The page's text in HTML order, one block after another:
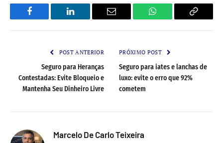
Facebook LinkedIn Email WhatsApp Copy
POST ANTERIOR
Seguro para Heranças
Contestadas: Evite Bloqueio e
Mantenha Seu Dinheiro Livre
PRÓXIMO POST
Seguro para iates e lanchas de
luxo: evite o erro que 92%
cometem
Marcelo De Carlo Teixeira